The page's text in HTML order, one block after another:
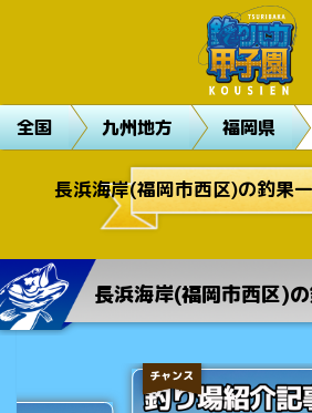
全国 九州地方 福岡県
長浜海岸(福岡市西区)の釣果
長浜海岸(福岡市西区)
チャンス